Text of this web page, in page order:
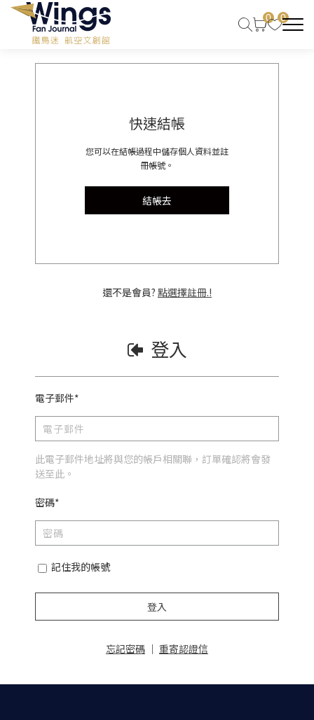
0 0
快速結帳
您可以在結帳過程中儲存個人資料並註
冊帳號。
結帳去
還不是會員? 點選擇註冊.!
登入
電子郵件*
此電子郵件地址將與您的帳戶相關聯，訂單確認將會發
送至此。
密碼*
記住我的帳號
登入
忘記密碼 ｜ 重寄認證信